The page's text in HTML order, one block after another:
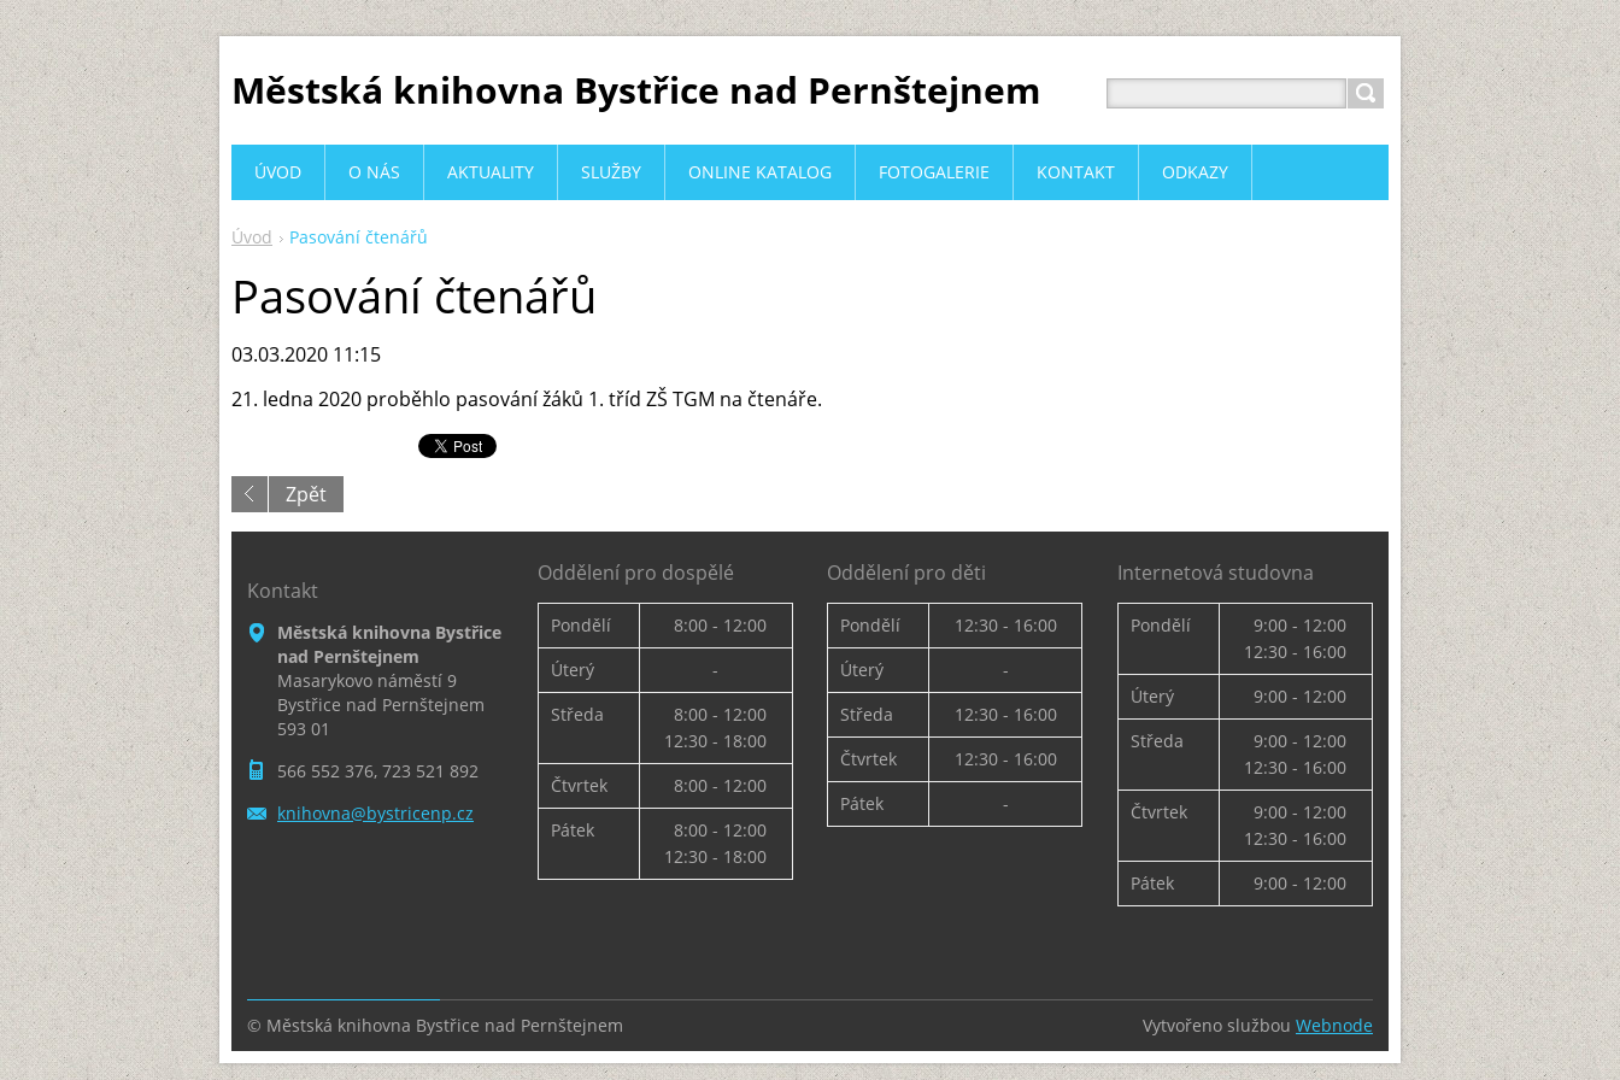
Městská knihovna Bystřice nad Pernštejnem
Úvod Pasování čtenářů
Pasování čtenářů
03.03.2020 11:15
21. ledna 2020 proběhlo pasování žáků 1. tříd ZŠ TGM na čtenáře.
Zpět
ÚVOD O NÁS AKTUALITY SLUŽBY ONLINE KATALOG FOTOGALERIE KONTAKT ODKAZY
Kontakt
Městská knihovna Bystřice
nad Pernštejnem
Masarykovo náměstí 9
Bystřice nad Pernštejnem
593 01
566 552 376, 723 521 892
knihovna@bystricenp.cz
Oddělení pro dospělé
Pondělí
8:00 - 12:00
Úterý
-
Středa
8:00 - 12:00
12:30 - 18:00
Čtvrtek
8:00 - 12:00
Pátek
8:00 - 12:00
12:30 - 18:00
Oddělení pro děti
Pondělí
12:30 - 16:00
Úterý
-
Středa
12:30 - 16:00
Čtvrtek
12:30 - 16:00
Pátek
-
Internetová studovna
Pondělí
9:00 - 12:00
12:30 - 16:00
Úterý
9:00 - 12:00
Středa
9:00 - 12:00
12:30 - 16:00
Čtvrtek
9:00 - 12:00
12:30 - 16:00
Pátek
9:00 - 12:00
© Městská knihovna Bystřice nad Pernštejnem Vytvořeno službou Webnode